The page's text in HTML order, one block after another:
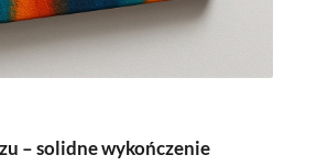
– solidne wykończenie